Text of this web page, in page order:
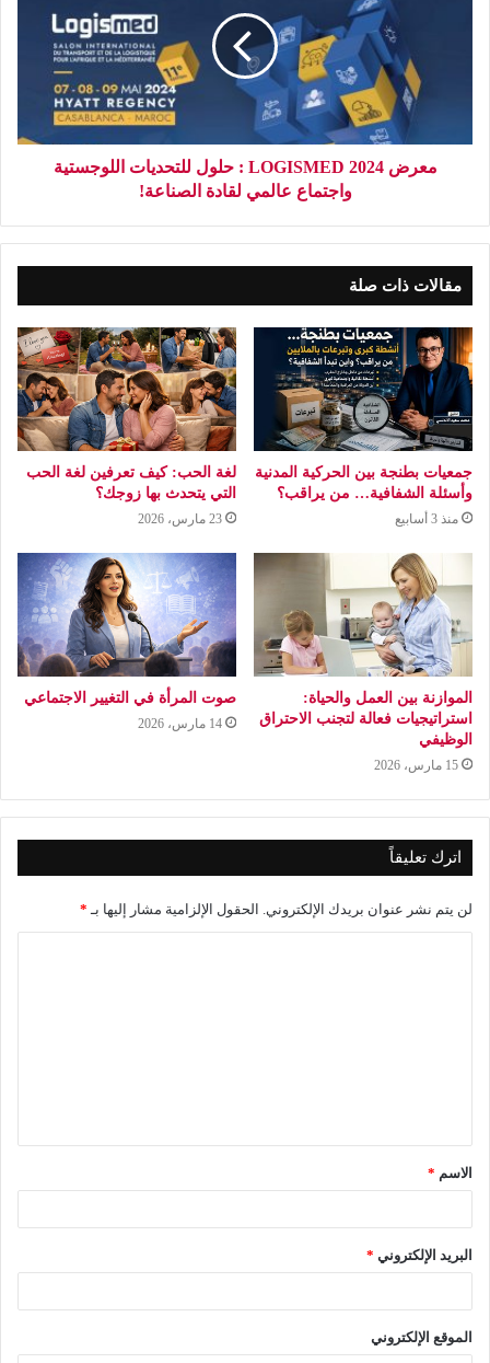
معرض LOGISMED 2024 : حلول للتحديات اللوجستية
واجتماع عالمي لقادة الصناعة!
مقالات ذات صلة
جمعيات بطنجة بين الحركية المدنية
وأسئلة الشفافية… من يراقب؟
منذ 3 أسابيع
لغة الحب: كيف تعرفين لغة الحب
التي يتحدث بها زوجك؟
23 مارس، 2026
الموازنة بين العمل والحياة:
استراتيجيات فعالة لتجنب الاحتراق
الوظيفي
15 مارس، 2026
صوت المرأة في التغيير الاجتماعي
14 مارس، 2026
اترك تعليقاً
لن يتم نشر عنوان بريدك الإلكتروني. الحقول الإلزامية مشار إليها بـ *
ق
*
الاسم *
البريد الإلكتروني *
الموقع الإلكتروني